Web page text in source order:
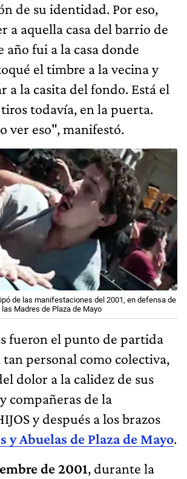
de su identidad. Por eso,
a aquella casa del barrio de
año fui a la casa donde
el timbre a la vecina y
a la casita del fondo. Está el
todavía, en la puerta.
ver eso", manifestó.
de las manifestaciones del 2001, en defensa de
las Madres de Plaza de Mayo
fueron el punto de partida
personal como colectiva,
dolor a la calidez de sus
compañeras de la
y después a los brazos
y Abuelas de Plaza de Mayo.
de 2001, durante la